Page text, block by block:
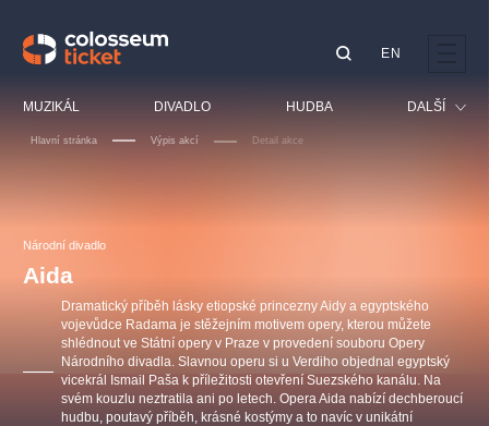
MUZIKÁL DIVADLO HUDBA DALŠÍ
Sport
Ostatní
EN
Hlavní stránka Výpis akcí Detail akce
Národní divadlo
Aida
Dramatický příběh lásky etiopské princezny Aidy a egyptského
vojevůdce Radama je stěžejním motivem opery, kterou můžete
shlédnout ve Státní opery v Praze v provedení souboru Opery
Národního divadla. Slavnou operu si u Verdiho objednal egyptský
vicekrál Ismail Paša k příležitosti otevření Suezského kanálu. Na
svém kouzlu neztratila ani po letech. Opera Aida nabízí dechberoucí
hudbu, poutavý příběh, krásné kostýmy a to navíc v unikátní
OBYČEJNÁ HOLKA
Agentura 44, s.r.o.
Ostatní hledají
muzikálypraha